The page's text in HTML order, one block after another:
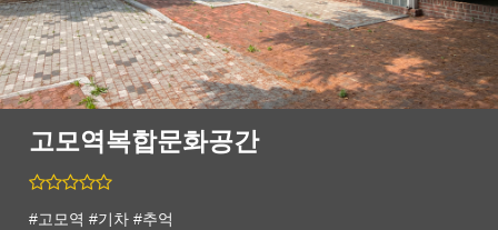
고모역복합문화공간
#고모역 #기차 #추억